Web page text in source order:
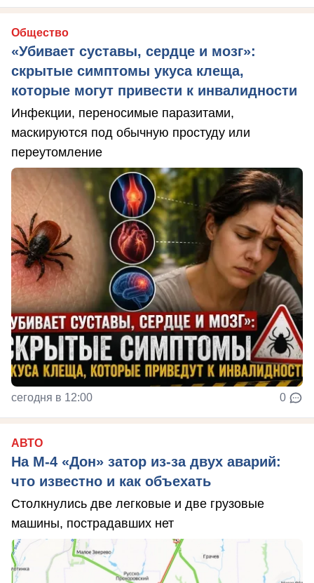
Общество
«Убивает суставы, сердце и мозг»:
скрытые симптомы укуса клеща,
которые могут привести к инвалидности
Инфекции, переносимые паразитами,
маскируются под обычную простуду или
переутомление
сегодня в 12:00 0
АВТО
На М‑4 «Дон» затор из‑за двух аварий:
что известно и как объехать
Столкнулись две легковые и две грузовые
машины, пострадавших нет